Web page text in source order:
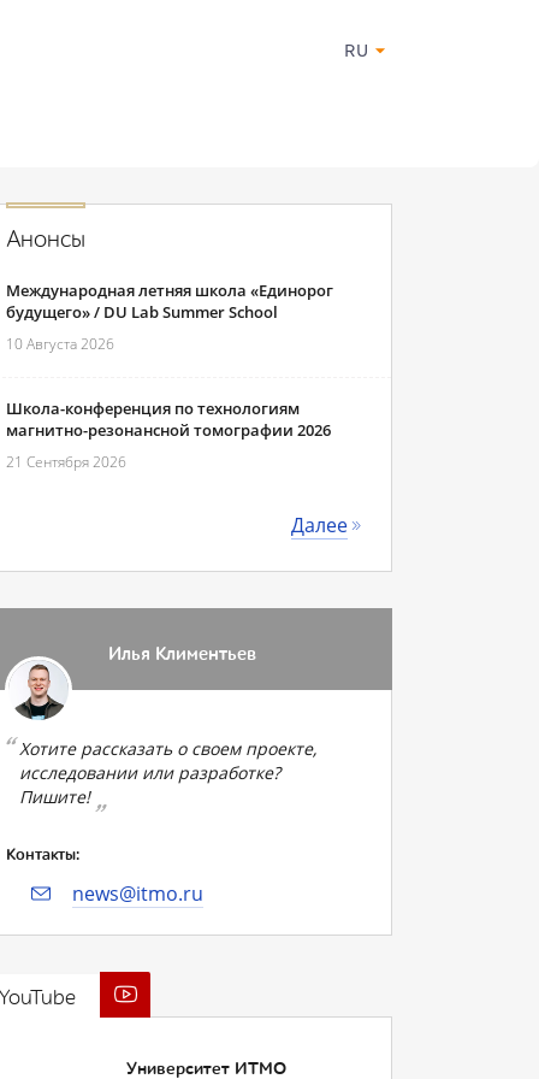
RU
Анонсы
Международная летняя школа «Единорог
будущего» / DU Lab Summer School
10 Августа 2026
Школа-конференция по технологиям
магнитно-резонансной томографии 2026
21 Сентября 2026
Далее
Илья Климентьев
Хотите рассказать о своем проекте,
исследовании или разработке?
Пишите!
Контакты:
news@itmo.ru
Университет ИТМО